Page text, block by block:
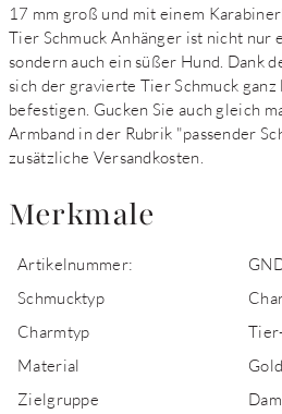
17 mm groß und mit einem
Tier Schmuck Anhänger ist nicht nur
sondern auch ein süßer Hund. Dank
sich der gravierte Tier Schmuck
befestigen. Gucken Sie auch gleich
Armband in der Rubrik "passender
zusätzliche Versandkosten.
Merkmale
Artikelnummer:
Schmucktyp
Charmtyp
Material
Gold
Zielgruppe